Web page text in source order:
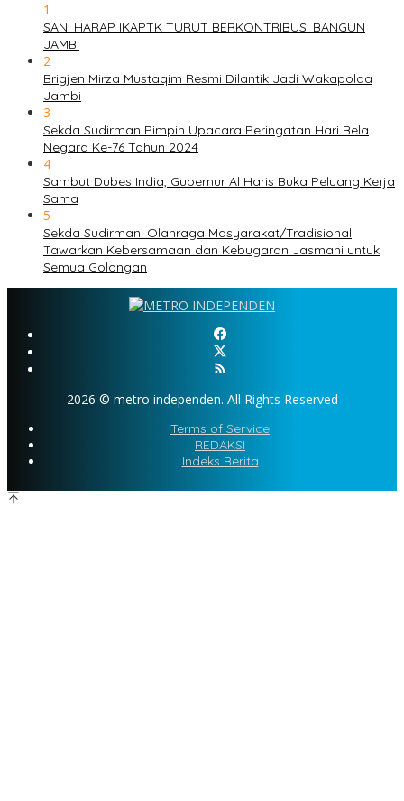
1
SANI HARAP IKAPTK TURUT BERKONTRIBUSI BANGUN
JAMBI
2
Brigjen Mirza Mustaqim Resmi Dilantik Jadi Wakapolda
Jambi
3
Sekda Sudirman Pimpin Upacara Peringatan Hari Bela
Negara Ke-76 Tahun 2024
4
Sambut Dubes India, Gubernur Al Haris Buka Peluang Kerja
Sama
5
Sekda Sudirman: Olahraga Masyarakat/Tradisional
Tawarkan Kebersamaan dan Kebugaran Jasmani untuk
Semua Golongan
2026 © metro independen. All Rights Reserved
Terms of Service
REDAKSI
Indeks Berita